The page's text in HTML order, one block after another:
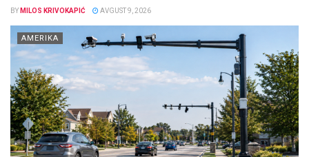
BY MILOS KRIVOKAPIĆ AVGUST 9, 2026
AMERIKA